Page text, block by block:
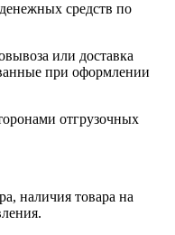
средств по
или доставка
при оформлении
отгрузочных
наличия товара на